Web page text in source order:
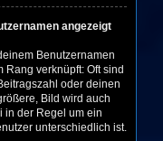
angezeigt
Benutzernamen
verknüpft: Oft sind
oder deinen
Bild wird auch
in der Regel um ein
unterschiedlich ist.